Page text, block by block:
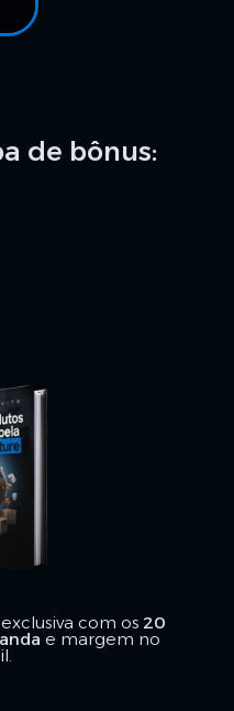
de bônus:
com os 20
e margem no